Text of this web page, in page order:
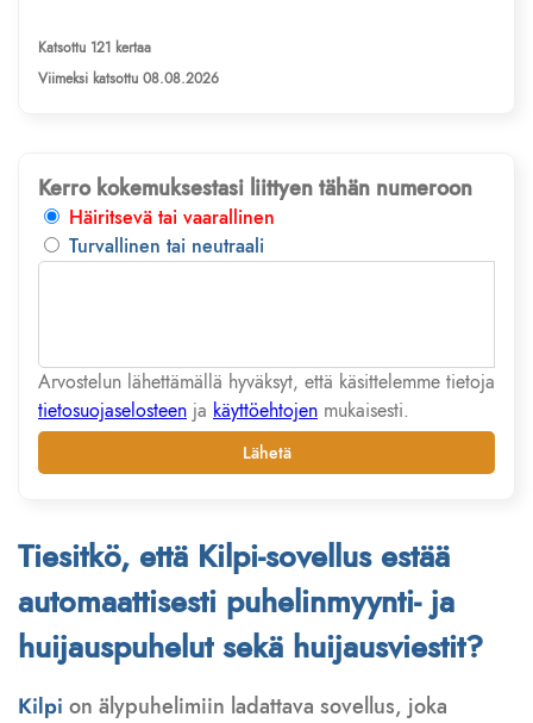
Katsottu 121 kertaa
Viimeksi katsottu 08.08.2026
Kerro kokemuksestasi liittyen tähän numeroon
Häiritsevä tai vaarallinen
Turvallinen tai neutraali
Arvostelun lähettämällä hyväksyt, että käsittelemme tietoja
tietosuojaselosteen ja käyttöehtojen mukaisesti.
Lähetä
Tiesitkö, että Kilpi-sovellus estää
automaattisesti puhelinmyynti- ja
huijauspuhelut sekä huijausviestit?
Kilpi on älypuhelimiin ladattava sovellus, joka